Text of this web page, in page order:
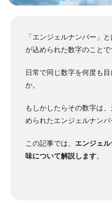
「エンジェルナンバー」
が込められた数字のことで
日常で同じ数字を何度も
か。
もしかしたらその数字は
められたエンジェルナンバ
この記事では、 エンジェ
味について解説します。